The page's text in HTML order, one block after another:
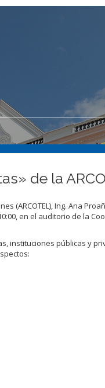
de la
(ARCOTEL), Ing. Ana
en el auditorio de la
instituciones públicas y